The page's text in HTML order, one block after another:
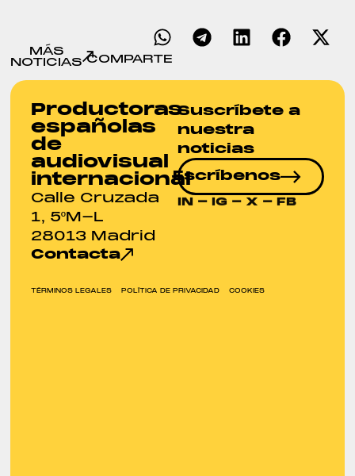
MÁS
NOTICIAS COMPARTE
Productoras
españolas
de
audiovisual
internacional
Calle Cruzada
1, 5ºM-L
28013 Madrid
Contacta
Suscríbete a
nuestra
noticias
Escríbenos
IN - IG - X - FB
TÉRMINOS LEGALES POLÍTICA DE PRIVACIDAD COOKIES